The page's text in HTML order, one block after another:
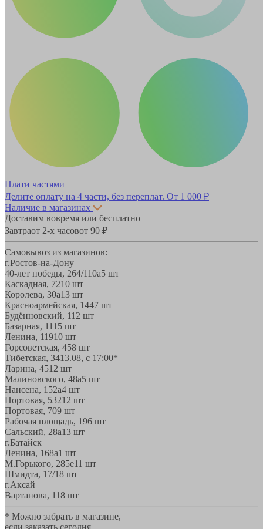
Плати частями
Делите оплату на 4 части, без переплат. От 1 000 ₽
Наличие в магазинах
Доставим вовремя или бесплатно
Завтраот 2-х часовот 90 ₽
Самовывоз из магазинов:
г.Ростов-на-Дону
40-лет победы, 264/110а5 шт
Каскадная, 7210 шт
Королева, 30а13 шт
Красноармейская, 1447 шт
Будённовский, 11 2 шт
Базарная, 1115 шт
Ленина, 11910 шт
Горсоветская, 458 шт
Тибетская, 3413.08, с 17:00*
Ларина, 4512 шт
Малиновского, 48а5 шт
Нансена, 152а4 шт
Портовая, 53212 шт
Портовая, 709 шт
Рабочая площадь, 196 шт
Сальский, 28a13 шт
г.Батайск
Ленина, 168а1 шт
М.Горького, 285е11 шт
Шмидта, 17/18 шт
г.Аксай
Вартанова, 118 шт
* Можно забрать в магазине,
если заказать сегодня